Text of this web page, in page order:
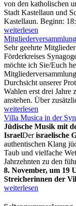
von den katholischen
Stadt Kastellaun und
Kastellaun. Beginn:
weiterlesen
Sehr geehrte
Förderkreises
möchte ich Sie/Euch
Durchsicht unserer
Wahlen erst drei Jahre
anstehen. Über
weiterlesen
Villa Musica in der
Jüdische Musik mit
IsraelDerisraelische
authentischen Klang
Taub und vielfache
Jahrzehnten zu den
8. November, um 19
Streicherinnen der
weiterlesen